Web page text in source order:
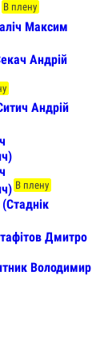
В плену
Максим
Андрiй
Андрій
В плену
Дмитро
Володимир